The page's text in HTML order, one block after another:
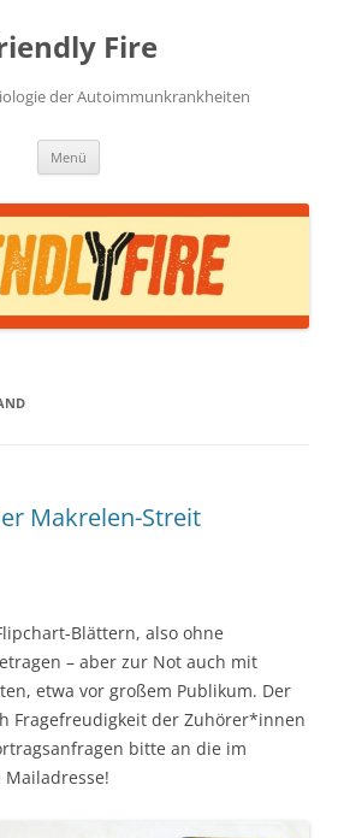
Fire
der Autoimmunkrankheiten
Menü
Makrelen-Streit
Blättern, also ohne
– aber zur Not auch mit
etwa vor großem Publikum. Der
Fragefreudigkeit der Zuhörer*innen
bitte an die im